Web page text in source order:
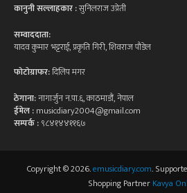
कानुनी सल्लाहकार :सुनिलराज उप्रेती
सम्वाददाता:
यादव कुमार भट्टराई, प्रकृति गिरी, शिवराज पौडेल
फोटोग्राफर:दिलिप मगर
ठेगाना:नागार्जुन न.पा.६, काठमाडौं, नेपाल
ईमेल :musicdiary2004@gmail.com
सम्पर्क :९८४१४४११६७
Copyright © 2026.emusicdiary.com.
Shopping PartnerKavya